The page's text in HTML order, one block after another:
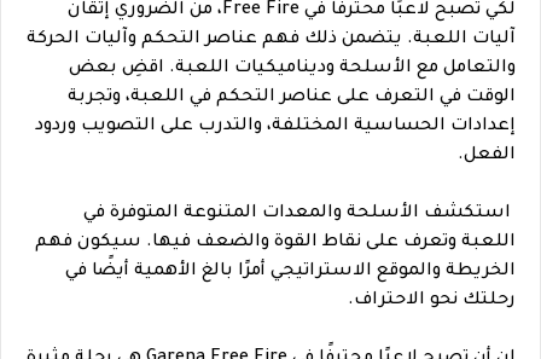
لكي تصبح لاعبًا محترفًا في Free Fire، من الضروري إتقان
آليات اللعبة. يتضمن ذلك فهم عناصر التحكم وآليات الحركة
والتعامل مع الأسلحة وديناميكيات اللعبة. اقضِ بعض
الوقت في التعرف على عناصر التحكم في اللعبة، وتجربة
إعدادات الحساسية المختلفة، والتدرب على التصويب وردود
الفعل.
استكشف الأسلحة والمعدات المتنوعة المتوفرة في
اللعبة وتعرف على نقاط القوة والضعف فيها. سيكون فهم
الخريطة والموقع الاستراتيجي أمرًا بالغ الأهمية أيضًا في
رحلتك نحو الاحتراف.